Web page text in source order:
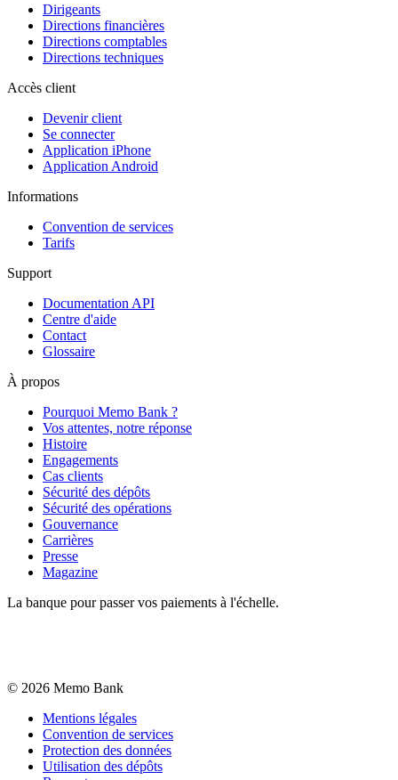
Dirigeants
Directions financières
Directions comptables
Directions techniques
Accès client
Devenir client
Se connecter
Application iPhone
Application Android
Informations
Convention de services
Tarifs
Support
Documentation API
Centre d'aide
Contact
Glossaire
À propos
Pourquoi Memo Bank ?
Vos attentes, notre réponse
Histoire
Engagements
Cas clients
Sécurité des dépôts
Sécurité des opérations
Gouvernance
Carrières
Presse
Magazine
La banque pour passer vos paiements à l'échelle.
© 2026 Memo Bank
Mentions légales
Convention de services
Protection des données
Utilisation des dépôts